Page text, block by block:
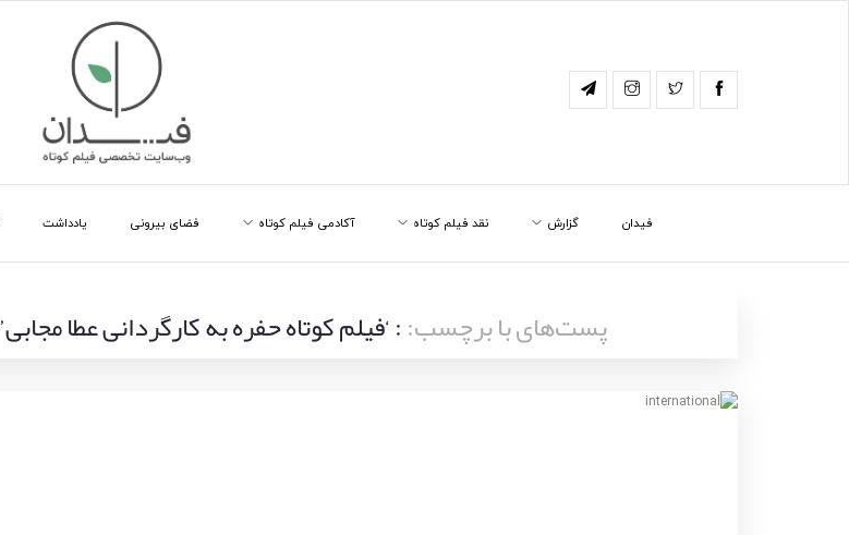
فیدان گزارش نقد فیلم کوتاه آکادمی فیلم کوتاه فضای بیرونی یادداشت
پست‌های با برچسب:: ‘فیلم کوتاه حفره به کارگردانی عطا مجابی’